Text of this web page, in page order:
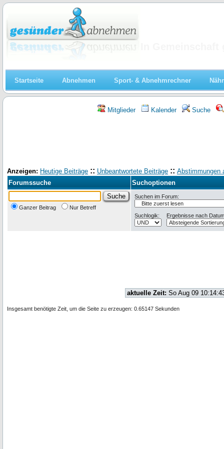
Startseite Abnehmen Sport- & Abnehmrechner
Mitglieder Kalender Suche
Anzeigen: Heutige Beiträge :: Unbeantwortete Beiträge :: Abstimmungen
Forumssuche
Suchoptionen
Ganzer Beitrag Nur Betreff
Suchen im Forum:
Suchlogik: Ergebnisse nach
aktuelle Zeit: So Aug 09
Insgesamt benötigte Zeit, um die Seite zu erzeugen: 0.65147 Sekunden